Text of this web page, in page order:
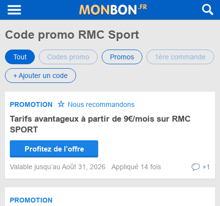
Code promo RMC Sport
Tout Codes promo Promos 1ère commande
+ Ajouter un code
PROMOTION Nous recommandons
Tarifs avantageux à partir de 9€/mois sur RMC
SPORT
Profitez de l’offre
Valable jusqu’au Août 31, 2026 Appliqué 14 fois +1
PROMOTION